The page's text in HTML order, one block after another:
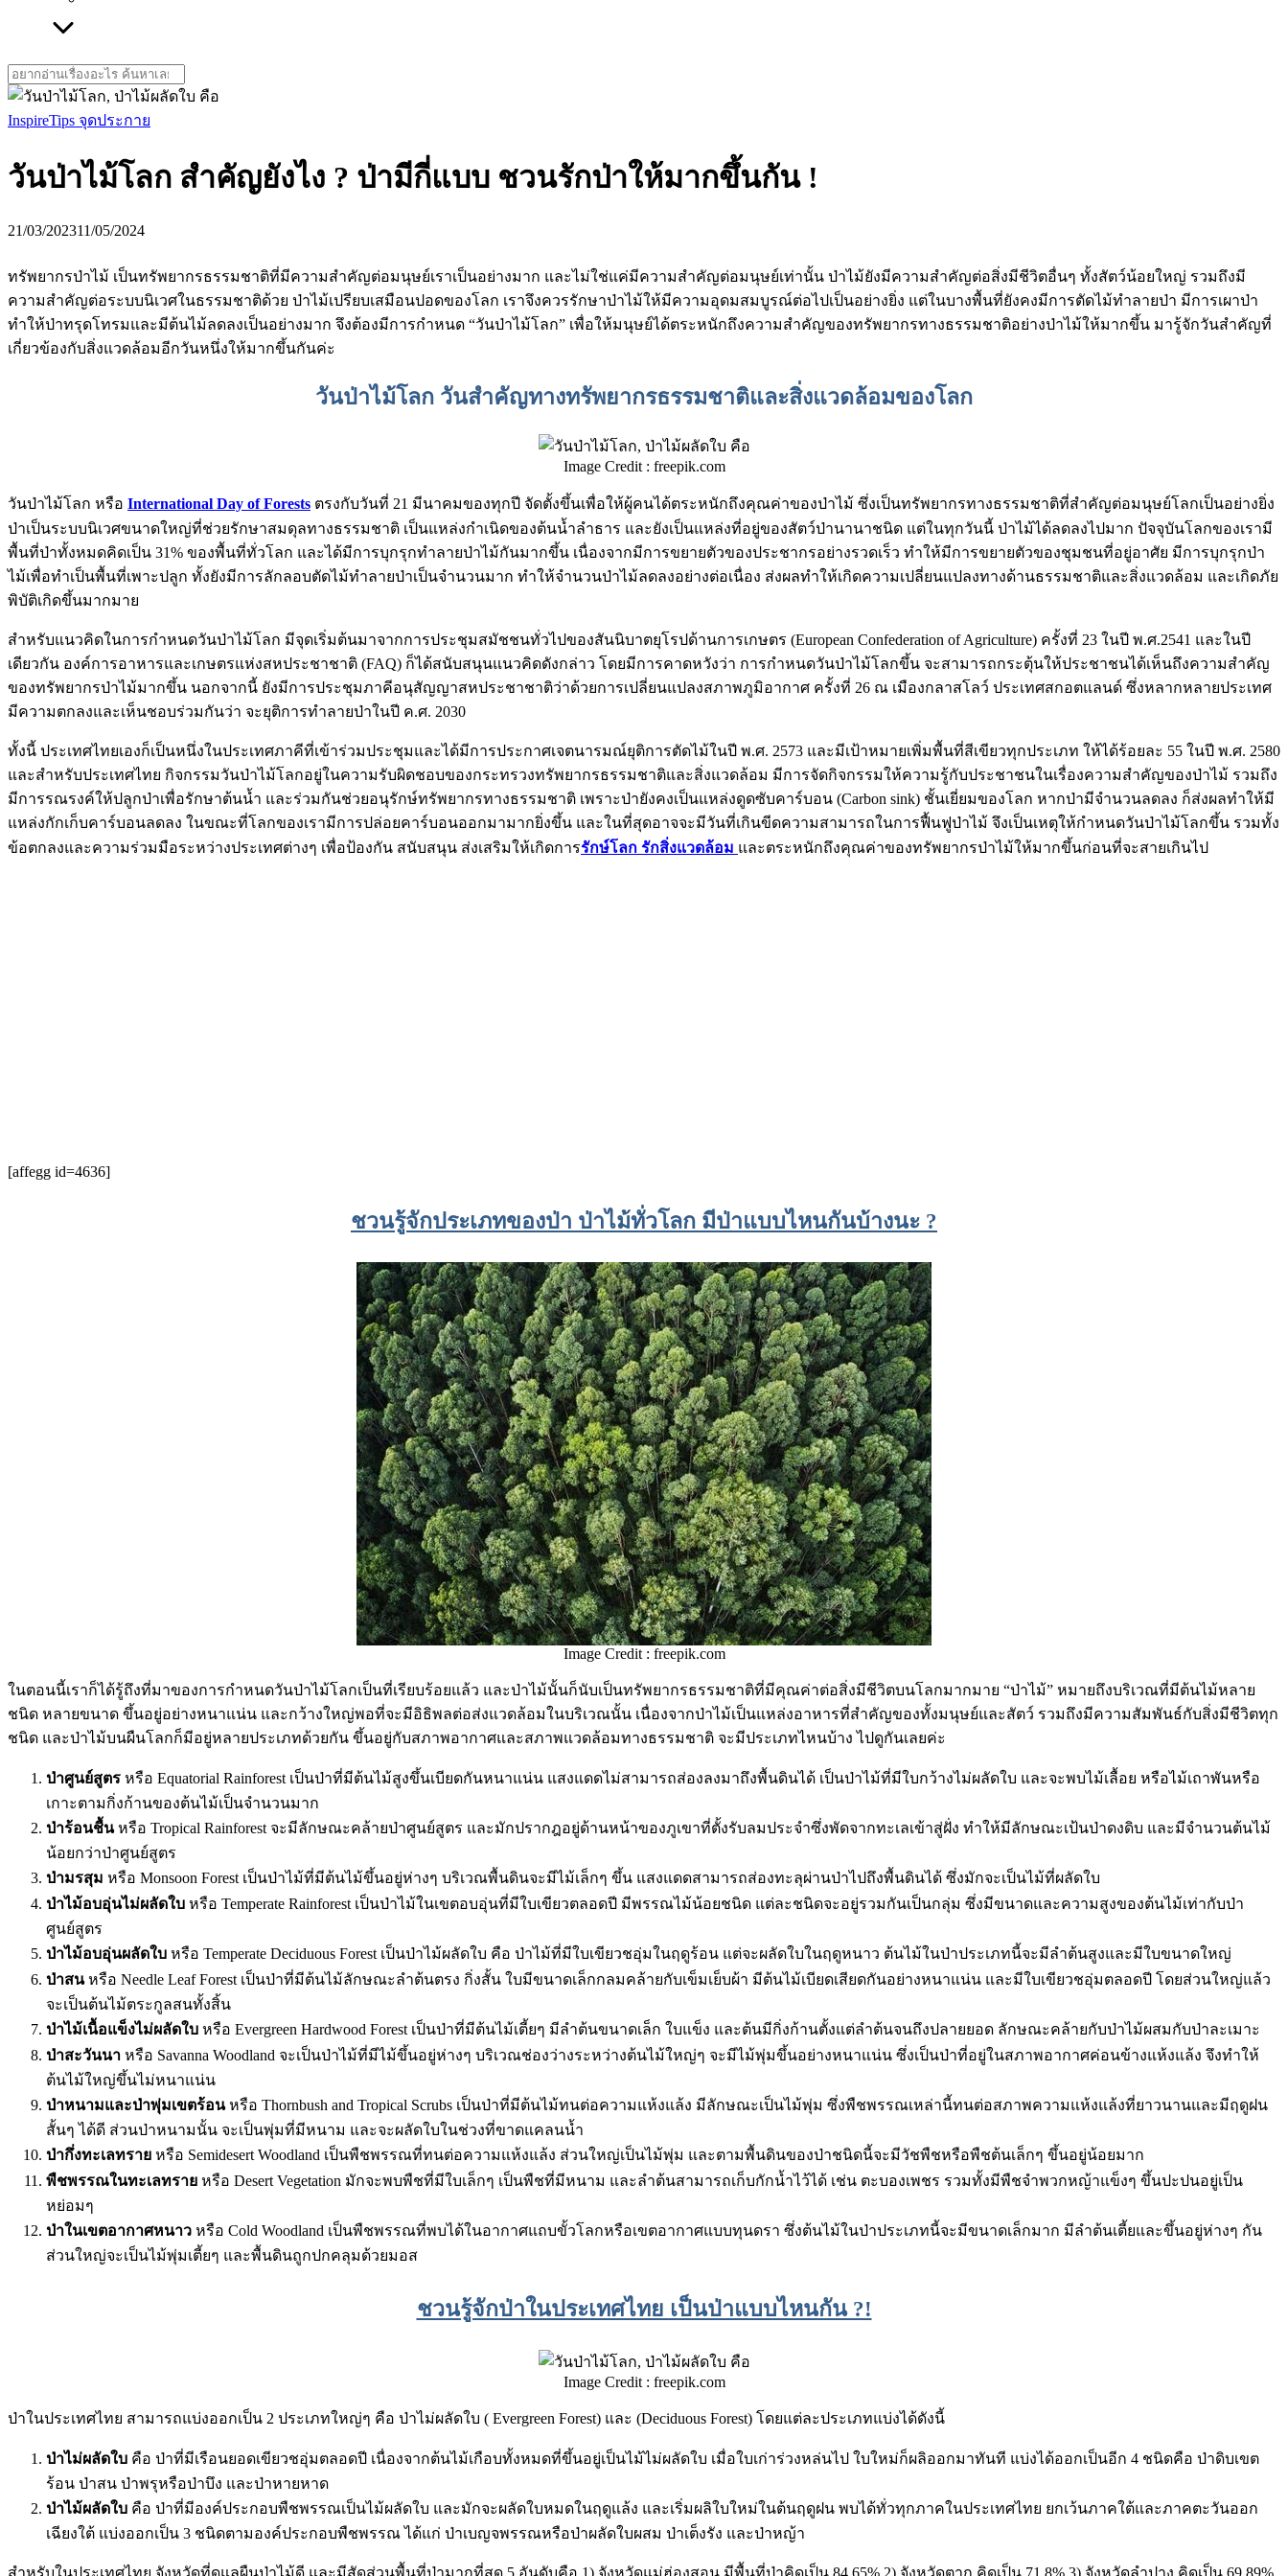
Search
for:
InspireTips จุดประกาย
วันป่าไม้โลก สำคัญยังไง ? ป่ามีกี่แบบ ชวนรักป่าให้มากขึ้นกัน !
21/03/202311/05/2024
ทรัพยากรป่าไม้ เป็นทรัพยากรธรรมชาติที่มีความสำคัญต่อมนุษย์เราเป็นอย่างมาก และไม่ใช่แค่มีความสำคัญต่อมนุษย์เท่านั้น ป่าไม้ยังมีความสำคัญต่อสิ่งมีชีวิตอื่นๆ ทั้งสัตว์น้อยใหญ่ รวมถึงมี
ความสำคัญต่อระบบนิเวศในธรรมชาติด้วย ป่าไม้เปรียบเสมือนปอดของโลก เราจึงควรรักษาป่าไม้ให้มีความอุดมสมบูรณ์ต่อไปเป็นอย่างยิ่ง แต่ในบางพื้นที่ยังคงมีการตัดไม้ทำลายป่า มีการเผาป่า
ทำให้ป่าทรุดโทรมและมีต้นไม้ลดลงเป็นอย่างมาก จึงต้องมีการกำหนด “วันป่าไม้โลก” เพื่อให้มนุษย์ได้ตระหนักถึงความสำคัญของทรัพยากรทางธรรมชาติอย่างป่าไม้ให้มากขึ้น มารู้จักวันสำคัญที่
เกี่ยวข้องกับสิ่งแวดล้อมอีกวันหนึ่งให้มากขึ้นกันค่ะ
วันป่าไม้โลก วันสำคัญทางทรัพยากรธรรมชาติและสิ่งแวดล้อมของโลก
Image Credit : freepik.com
วันป่าไม้โลก หรือ International Day of Forests ตรงกับวันที่ 21 มีนาคมของทุกปี จัดตั้งขึ้นเพื่อให้ผู้คนได้ตระหนักถึงคุณค่าของป่าไม้ ซึ่งเป็นทรัพยากรทางธรรมชาติที่สำคัญต่อมนุษย์โลกเป็นอย่างยิ่ง
ป่าเป็นระบบนิเวศขนาดใหญ่ที่ช่วยรักษาสมดุลทางธรรมชาติ เป็นแหล่งกำเนิดของต้นน้ำลำธาร และยังเป็นแหล่งที่อยู่ของสัตว์ป่านานาชนิด แต่ในทุกวันนี้ ป่าไม้ได้ลดลงไปมาก ปัจจุบันโลกของเรามี
พื้นที่ป่าทั้งหมดคิดเป็น 31% ของพื้นที่ทั่วโลก และได้มีการบุกรุกทำลายป่าไม้กันมากขึ้น เนื่องจากมีการขยายตัวของประชากรอย่างรวดเร็ว ทำให้มีการขยายตัวของชุมชนที่อยู่อาศัย มีการบุกรุกป่า
ไม้เพื่อทำเป็นพื้นที่เพาะปลูก ทั้งยังมีการลักลอบตัดไม้ทำลายป่าเป็นจำนวนมาก ทำให้จำนวนป่าไม้ลดลงอย่างต่อเนื่อง ส่งผลทำให้เกิดความเปลี่ยนแปลงทางด้านธรรมชาติและสิ่งแวดล้อม และเกิดภัย
พิบัติเกิดขึ้นมากมาย
สำหรับแนวคิดในการกำหนดวันป่าไม้โลก มีจุดเริ่มต้นมาจากการประชุมสมัชชนทั่วไปของสันนิบาตยุโรปด้านการเกษตร (European Confederation of Agriculture) ครั้งที่ 23 ในปี พ.ศ.2541 และในปี
เดียวกัน องค์การอาหารและเกษตรแห่งสหประชาชาติ (FAQ) ก็ได้สนับสนุนแนวคิดดังกล่าว โดยมีการคาดหวังว่า การกำหนดวันป่าไม้โลกขึ้น จะสามารถกระตุ้นให้ประชาชนได้เห็นถึงความสำคัญ
ของทรัพยากรป่าไม้มากขึ้น นอกจากนี้ ยังมีการประชุมภาคีอนุสัญญาสหประชาชาติว่าด้วยการเปลี่ยนแปลงสภาพภูมิอากาศ ครั้งที่ 26 ณ เมืองกลาสโลว์ ประเทศสกอตแลนด์ ซึ่งหลากหลายประเทศ
มีความตกลงและเห็นชอบร่วมกันว่า จะยุติการทำลายป่าในปี ค.ศ. 2030
ทั้งนี้ ประเทศไทยเองก็เป็นหนึ่งในประเทศภาคีที่เข้าร่วมประชุมและได้มีการประกาศเจตนารมณ์ยุติการตัดไม้ในปี พ.ศ. 2573 และมีเป้าหมายเพิ่มพื้นที่สีเขียวทุกประเภท ให้ได้ร้อยละ 55 ในปี พ.ศ. 2580
และสำหรับประเทศไทย กิจกรรมวันป่าไม้โลกอยู่ในความรับผิดชอบของกระทรวงทรัพยากรธรรมชาติและสิ่งแวดล้อม มีการจัดกิจกรรมให้ความรู้กับประชาชนในเรื่องความสำคัญของป่าไม้ รวมถึง
มีการรณรงค์ให้ปลูกป่าเพื่อรักษาต้นน้ำ และร่วมกันช่วยอนุรักษ์ทรัพยากรทางธรรมชาติ เพราะป่ายังคงเป็นแหล่งดูดซับคาร์บอน (Carbon sink) ชั้นเยี่ยมของโลก หากป่ามีจำนวนลดลง ก็ส่งผลทำให้มี
แหล่งกักเก็บคาร์บอนลดลง ในขณะที่โลกของเรามีการปล่อยคาร์บอนออกมามากยิ่งขึ้น และในที่สุดอาจจะมีวันที่เกินขีดความสามารถในการฟื้นฟูป่าไม้ จึงเป็นเหตุให้กำหนดวันป่าไม้โลกขึ้น รวมทั้ง
ข้อตกลงและความร่วมมือระหว่างประเทศต่างๆ เพื่อป้องกัน สนับสนุน ส่งเสริมให้เกิดการรักษ์โลก รักสิ่งแวดล้อม และตระหนักถึงคุณค่าของทรัพยากรป่าไม้ให้มากขึ้นก่อนที่จะสายเกินไป
[affegg id=4636]
ชวนรู้จักประเภทของป่า ป่าไม้ทั่วโลก มีป่าแบบไหนกันบ้างนะ ?
Image Credit : freepik.com
ในตอนนี้เราก็ได้รู้ถึงที่มาของการกำหนดวันป่าไม้โลกเป็นที่เรียบร้อยแล้ว และป่าไม้นั้นก็นับเป็นทรัพยากรธรรมชาติที่มีคุณค่าต่อสิ่งมีชีวิตบนโลกมากมาย “ป่าไม้” หมายถึงบริเวณที่มีต้นไม้หลาย
ชนิด หลายขนาด ขึ้นอยู่อย่างหนาแน่น และกว้างใหญ่พอที่จะมีอิธิพลต่อส่งแวดล้อมในบริเวณนั้น เนื่องจากป่าไม้เป็นแหล่งอาหารที่สำคัญของทั้งมนุษย์และสัตว์ รวมถึงมีความสัมพันธ์กับสิ่งมีชีวิตทุก
ชนิด และป่าไม้บนผืนโลกก็มีอยู่หลายประเภทด้วยกัน ขึ้นอยู่กับสภาพอากาศและสภาพแวดล้อมทางธรรมชาติ จะมีประเภทไหนบ้าง ไปดูกันเลยค่ะ
ป่าศูนย์สูตร หรือ Equatorial Rainforest เป็นป่าที่มีต้นไม้สูงขึ้นเบียดกันหนาแน่น แสงแดดไม่สามารถส่องลงมาถึงพื้นดินได้ เป็นป่าไม้ที่มีใบกว้างไม่ผลัดใบ และจะพบไม้เลื้อย หรือไม้เถาพันหรือ
เกาะตามกิ่งก้านของต้นไม้เป็นจำนวนมาก
ป่าร้อนชื้นหรือ Tropical Rainforest จะมีลักษณะคล้ายป่าศูนย์สูตร และมักปรากฎอยู่ด้านหน้าของภูเขาที่ตั้งรับลมประจำซึ่งพัดจากทะเลเข้าสู่ฝั่ง ทำให้มีลักษณะเป้นป่าดงดิบ และมีจำนวนต้นไม้
น้อยกว่าป่าศูนย์สูตร
ป่ามรสุม หรือ Monsoon Forest เป็นป่าไม้ที่มีต้นไม้ขึ้นอยู่ห่างๆ บริเวณพื้นดินจะมีไม้เล็กๆ ขึ้น แสงแดดสามารถส่องทะลุผ่านป่าไปถึงพื้นดินได้ ซึ่งมักจะเป็นไม้ที่ผลัดใบ
ป่าไม้อบอุ่นไม่ผลัดใบ หรือ Temperate Rainforest เป็นป่าไม้ในเขตอบอุ่นที่มีใบเขียวตลอดปี มีพรรณไม้น้อยชนิด แต่ละชนิดจะอยู่รวมกันเป็นกลุ่ม ซึ่งมีขนาดและความสูงของต้นไม้เท่ากับป่า
ศูนย์สูตร
ป่าไม้อบอุ่นผลัดใบ หรือ Temperate Deciduous Forest เป็นป่าไม้ผลัดใบ คือ ป่าไม้ที่มีใบเขียวชอุ่มในฤดูร้อน แต่จะผลัดใบในฤดูหนาว ต้นไม้ในป่าประเภทนี้จะมีลำต้นสูงและมีใบขนาดใหญ่
ป่าสนหรือ Needle Leaf Forest เป็นป่าที่มีต้นไม้ลักษณะลำต้นตรง กิ่งสั้น ใบมีขนาดเล็กกลมคล้ายกับเข็มเย็บผ้า มีต้นไม้เบียดเสียดกันอย่างหนาแน่น และมีใบเขียวชอุ่มตลอดปี โดยส่วนใหญ่แล้ว
จะเป็นต้นไม้ตระกูลสนทั้งสิ้น
ป่าไม้เนื้อแข็งไม่ผลัดใบ หรือ Evergreen Hardwood Forest เป็นป่าที่มีต้นไม้เตี้ยๆ มีลำต้นขนาดเล็ก ใบแข็ง และต้นมีกิ่งก้านตั้งแต่ลำต้นจนถึงปลายยอด ลักษณะคล้ายกับป่าไม้ผสมกับป่าละเมาะ
ป่าสะวันนา หรือ Savanna Woodland จะเป็นป่าไม้ที่มีไม้ขึ้นอยู่ห่างๆ บริเวณช่องว่างระหว่างต้นไม้ใหญ่ๆ จะมีไม้พุ่มขึ้นอย่างหนาแน่น ซึ่งเป็นป่าที่อยู่ในสภาพอากาศค่อนข้างแห้งแล้ง จึงทำให้
ต้นไม้ใหญ่ขึ้นไม่หนาแน่น
ป่าหนามและป่าพุ่มเขตร้อนหรือ Thornbush and Tropical Scrubs เป็นป่าที่มีต้นไม้ทนต่อความแห้งแล้ง มีลักษณะเป็นไม้พุ่ม ซึ่งพืชพรรณเหล่านี้ทนต่อสภาพความแห้งแล้งที่ยาวนานและมีฤดูฝน
สั้นๆ ได้ดี ส่วนป่าหนามนั้น จะเป็นพุ่มที่มีหนาม และจะผลัดใบในช่วงที่ขาดแคลนน้ำ
ป่ากึ่งทะเลทราย หรือ Semidesert Woodland เป็นพืชพรรณที่ทนต่อความแห้งแล้ง ส่วนใหญ่เป็นไม้พุ่ม และตามพื้นดินของป่าชนิดนี้จะมีวัชพืชหรือพืชต้นเล็กๆ ขึ้นอยู่น้อยมาก
พืชพรรณในทะเลทราย หรือ Desert Vegetation มักจะพบพืชที่มีใบเล็กๆ เป็นพืชที่มีหนาม และลำต้นสามารถเก็บกักน้ำไว้ได้ เช่น ตะบองเพชร รวมทั้งมีพืชจำพวกหญ้าแข็งๆ ขึ้นปะปนอยู่เป็น
หย่อมๆ
ป่าในเขตอากาศหนาว หรือ Cold Woodland เป็นพืชพรรณที่พบได้ในอากาศแถบขั้วโลกหรือเขตอากาศแบบทุนดรา ซึ่งต้นไม้ในป่าประเภทนี้จะมีขนาดเล็กมาก มีลำต้นเตี้ยและขึ้นอยู่ห่างๆ กัน
ส่วนใหญ่จะเป็นไม้พุ่มเตี้ยๆ และพื้นดินถูกปกคลุมด้วยมอส
ชวนรู้จักป่าในประเทศไทย เป็นป่าแบบไหนกัน ?!
Image Credit : freepik.com
ป่าในประเทศไทย สามารถแบ่งออกเป็น 2 ประเภทใหญ่ๆ คือ ป่าไม่ผลัดใบ ( Evergreen Forest) และ (Deciduous Forest) โดยแต่ละประเภทแบ่งได้ดังนี้
ป่าไม่ผลัดใบ คือ ป่าที่มีเรือนยอดเขียวชอุ่มตลอดปี เนื่องจากต้นไม้เกือบทั้งหมดที่ขึ้นอยู่เป็นไม้ไม่ผลัดใบ เมื่อใบเก่าร่วงหล่นไป ใบใหม่ก็ผลิออกมาทันที แบ่งได้ออกเป็นอีก 4 ชนิดคือ ป่าดิบเขต
ร้อน ป่าสน ป่าพรุหรือป่าบึง และป่าหายหาด
ป่าไม้ผลัดใบ คือ ป่าที่มีองค์ประกอบพืชพรรณเป็นไม้ผลัดใบ และมักจะผลัดใบหมดในฤดูแล้ง และเริ่มผลิใบใหม่ในต้นฤดูฝน พบได้ทั่วทุกภาคในประเทศไทย ยกเว้นภาคใต้และภาคตะวันออก
เฉียงใต้ แบ่งออกเป็น 3 ชนิดตามองค์ประกอบพืชพรรณ ได้แก่ ป่าเบญจพรรณหรือป่าผลัดใบผสม ป่าเต็งรัง และป่าหญ้า
สำหรับในประเทศไทย จังหวัดที่ดูแลผืนป่าไม้ดี และมีสัดส่วนพื้นที่ป่ามากที่สุด 5 อันดับคือ 1) จังหวัดแม่ฮ่องสอน มีพื้นที่ป่าคิดเป็น 84.65% 2) จังหวัดตาก คิดเป็น 71.8% 3) จังหวัดลำปาง คิดเป็น 69.89%